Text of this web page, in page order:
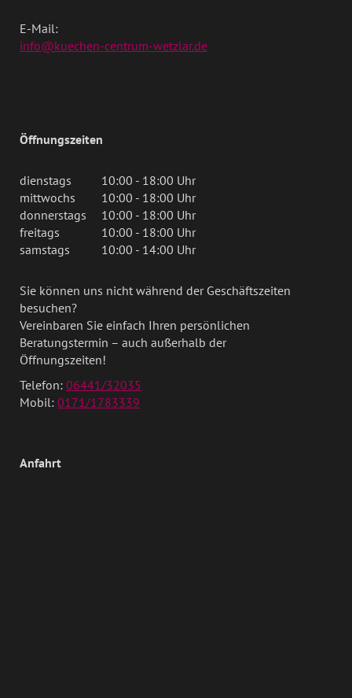
E-Mail:
info@kuechen-centrum-wetzlar.de
Öffnungszeiten
dienstags
10:00 - 18:00 Uhr
mittwochs
10:00 - 18:00 Uhr
donnerstags
10:00 - 18:00 Uhr
freitags
10:00 - 18:00 Uhr
samstags
10:00 - 14:00 Uhr
Sie können uns nicht während der Geschäftszeiten
besuchen?
Vereinbaren Sie einfach Ihren persönlichen
Beratungstermin – auch außerhalb der
Öffnungszeiten!
Telefon: 06441/32035
Mobil: 0171/1783339
Anfahrt